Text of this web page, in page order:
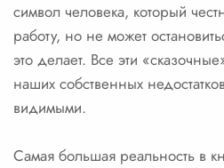
символ человека, который
работу, но не может
это делает. Все эти
наших собственных
видимыми.
Самая большая реальность в